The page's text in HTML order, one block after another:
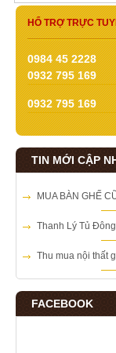
HỔ TRỢ TRỰC
0984 45 2228
0932 795 169
0932 795 169
TIN MỚI CẬP
MUA BÀN GHẾ
Thanh Lý Tủ
Thu mua nội thất
FACEBOOK